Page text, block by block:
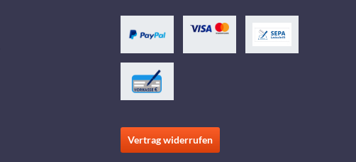
Vertrag widerrufen